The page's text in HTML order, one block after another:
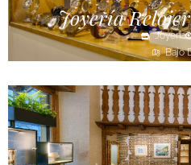
Joyería
Joyería
Bajo